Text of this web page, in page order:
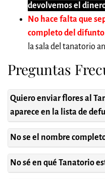
devolvemos el
No hace falta que
completo del difunto
la sala del tanatorio
Preguntas
Quiero enviar flores al
aparece en la lista de
No se el nombre
No sé en qué Tanatorio